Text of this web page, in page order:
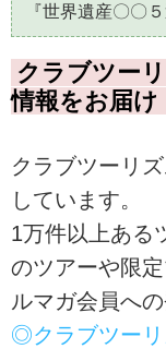
『世界遺産〇〇５
クラブツー
情報をお届け
クラブツーリ
しています。
1万件以上ある
のツアーや限
ルマガ会員へ
◎クラブツーリ